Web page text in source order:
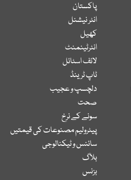
پاکستان
انٹر نیشنل
کھیل
انٹرٹینمنٹ
لائف اسٹائل
ٹاپ ٹرینڈ
دلچسپ و عجیب
صحت
سونے کے نرخ
پیٹرولیم مصنوعات کی قیمتیں
سائنس و ٹیکنالوجی
بلاگ
بزنس